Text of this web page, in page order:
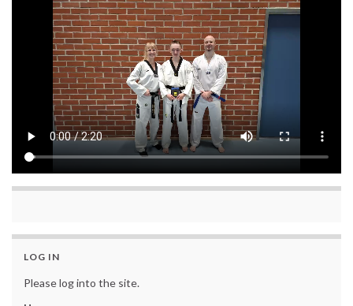
LOG IN
Please log into the site.